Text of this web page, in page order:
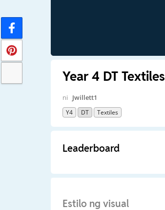
Year 4 DT Textiles
ni Jwillett1
Y4 DT Textiles
Leaderboard
Estilo ng visual